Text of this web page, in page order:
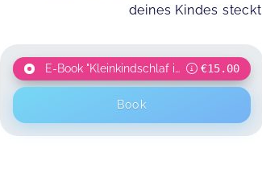
deines Kindes steckt
E-Book "Kleinkindschlaf im zweiten Jahr"
€15.00
Book